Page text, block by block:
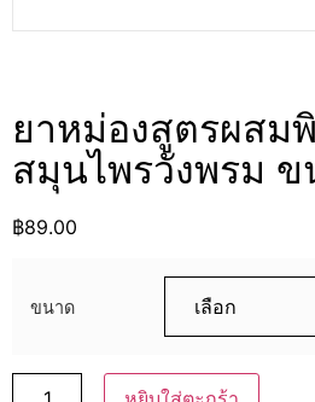
ยาหม่องสูตรผสม
สมุนไพรวังพรม
฿89.00
ขนาด